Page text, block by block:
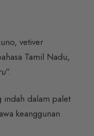
vetiver
Tamil Nadu,
“.
indah dalam palet
keanggunan